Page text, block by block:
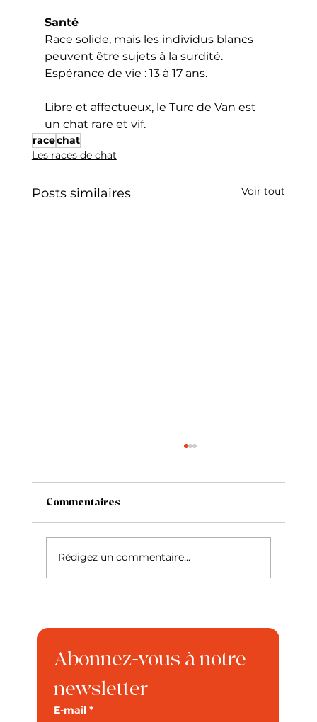
Santé
Race solide, mais les individus blancs
peuvent être sujets à la surdité.
Espérance de vie : 13 à 17 ans.
Libre et affectueux, le Turc de Van est
un chat rare et vif.
racechat
Les races de chat
Posts similaires Voir tout
Commentaires
Rédigez un commentaire...
Abonnez-vous à notre
newsletter
E-mail *